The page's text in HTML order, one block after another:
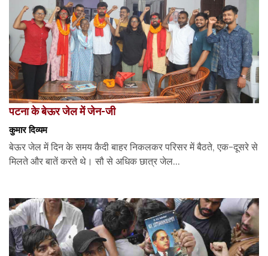
पटना के बेऊर जेल में जेन-जी
कुमार दिव्यम
बेऊर जेल में दिन के समय कैदी बाहर निकलकर परिसर में बैठते, एक-दूसरे से
मिलते और बातें करते थे। सौ से अधिक छात्र जेल...